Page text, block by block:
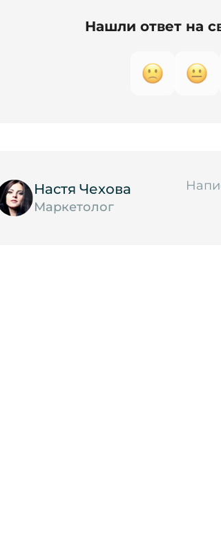
Нашли ответ на
Настя Чехова
Маркетолог